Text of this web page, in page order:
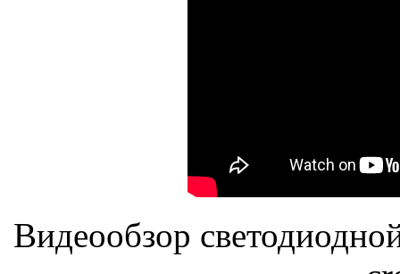
Видеообзор